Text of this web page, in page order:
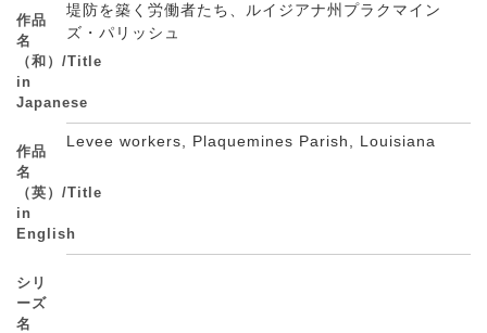
作品
名
（和）/Title
in
Japanese
堤防を築く労働者たち、ルイジアナ州プラクマイン
ズ・パリッシュ
作品
名
（英）/Title
in
English
Levee workers, Plaquemines Parish, Louisiana
シリ
ーズ
名